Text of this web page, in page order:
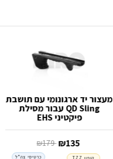
מעצור יד ארגונומי עם תושבת
QD Sling עבור מסילת
פיקטיני EHS
‏ ₪
179 135
כרטיסי צה"ל